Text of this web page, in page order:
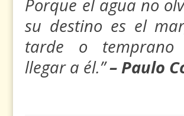
Porque el agua no
su destino es el
tarde o temprano
llegar a él.”–Paulo